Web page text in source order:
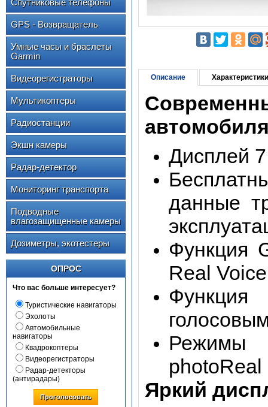
Спутниковые телефоны
GPS - Возвращатель
Умные часы и браслеты
Garmin
Видеорегистраторы
Мультикоптеры
Радиостанции
Экшн камеры
Радар-детектор
Мониторинг транспорта
Подводные
влагозащищенные камеры
Дозиметры, экотестеры
ОПРОС
Что вас больше интересует?
Туристические навигаторы
Эхолоты
Автомобильные
навигаторы
Квадрокоптеры
Видеорегистраторы
Радар-детекторы
(антирадары)
Проголосовать
Описание Характеристики
Дисплей
данные
Функция
Real Voice
Режимы
photoReal
Яркий